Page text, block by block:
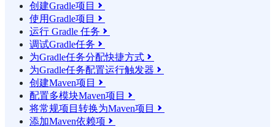
创建Gradle项目 
使用Gradle项目 
运行 Gradle 任务 
调试Gradle任务 
为Gradle任务分配快捷方式 
为Gradle任务配置运行触发器 
创建Maven项目 
配置多模块Maven项目 
将常规项目转换为Maven项目 
添加Maven依赖项 